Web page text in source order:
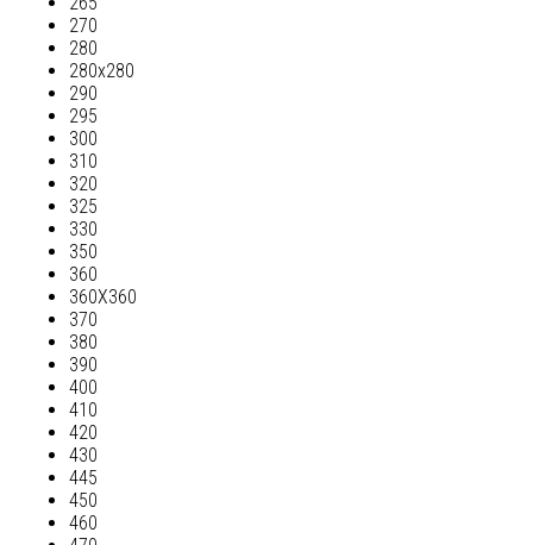
270
280
280х280
290
295
300
310
320
325
330
350
360
360Х360
370
380
390
400
410
420
430
445
450
460